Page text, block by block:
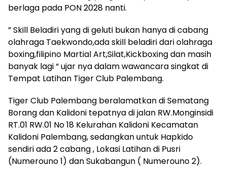
berlaga pada PON 2028 nanti.
” Skill Beladiri yang di geluti bukan hanya di cabang
olahraga Taekwondo,ada skill beladiri dari olahraga
boxing,filipino Martial Art,Silat,Kickboxing dan masih
banyak lagi “ ujar nya dalam wawancara singkat di
Tempat Latihan Tiger Club Palembang.
Tiger Club Palembang beralamatkan di Sematang
Borang dan Kalidoni tepatnya di jalan RW.Monginsidi
RT.01 RW.01 No 18 Kelurahan Kalidoni Kecamatan
Kalidoni Palembang, sedangkan untuk Hapkido
sendiri ada 2 cabang , Lokasi Latihan di Pusri
(Numerouno 1) dan Sukabangun ( Numerouno 2).